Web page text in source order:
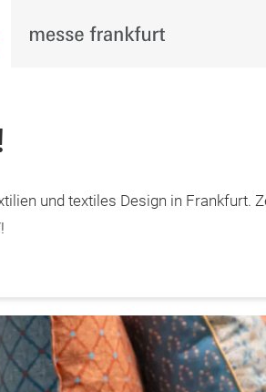
und textiles Design in Frankfurt.